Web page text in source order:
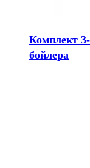
Комплект
бойлера